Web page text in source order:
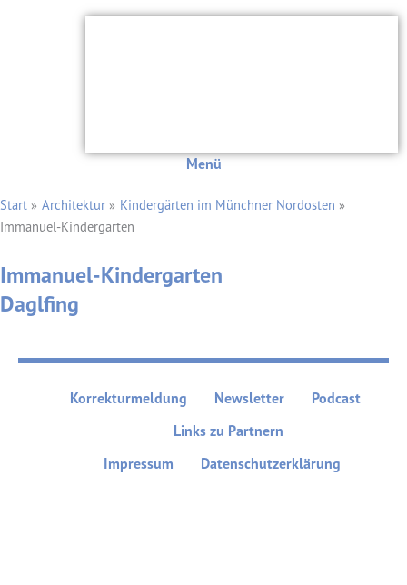
Menü
Start Architektur
Kindergärten im Münchner Nordosten
Immanuel-Kindergarten
Immanuel-Kindergarten
Daglfing
Korrekturmeldung Newsletter
Podcast
Links zu Partnern
Impressum
Datenschutzerklärung